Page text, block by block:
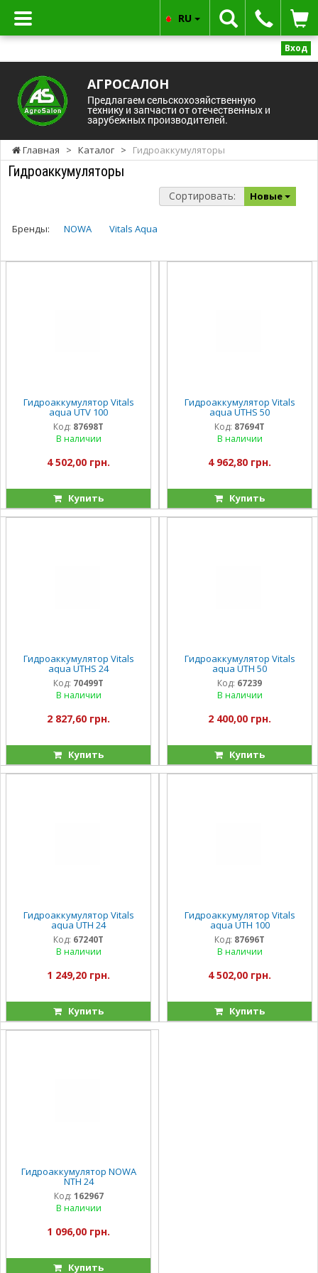
Вход
АГРОСАЛОН
Предлагаем сельскохозяйственную
технику и запчасти от отечественных и
зарубежных производителей.
RU
Главная > Каталог > Гидроаккумуляторы
Гидроаккумуляторы
Сортировать: Новые
Бренды: NOWA Vitals Aqua
Гидроаккумулятор Vitals
aqua UTV 100
Код: 87698T
В наличии
4 502,00 грн.
Купить
Гидроаккумулятор Vitals
aqua UTHS 50
Код: 87694T
В наличии
4 962,80 грн.
Купить
Гидроаккумулятор Vitals
aqua UTHS 24
Код: 70499T
В наличии
2 827,60 грн.
Купить
Гидроаккумулятор Vitals
aqua UTH 50
Код: 67239
В наличии
2 400,00 грн.
Купить
Гидроаккумулятор Vitals
aqua UTH 24
Код: 67240T
В наличии
1 249,20 грн.
Купить
Гидроаккумулятор Vitals
aqua UTH 100
Код: 87696T
В наличии
4 502,00 грн.
Купить
Гидроаккумулятор NOWA
NTH 24
Код: 162967
В наличии
1 096,00 грн.
Купить